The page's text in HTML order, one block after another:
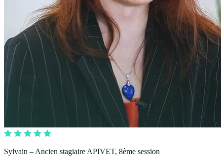
Sylvain – Ancien stagiaire APIVET, 8ème session